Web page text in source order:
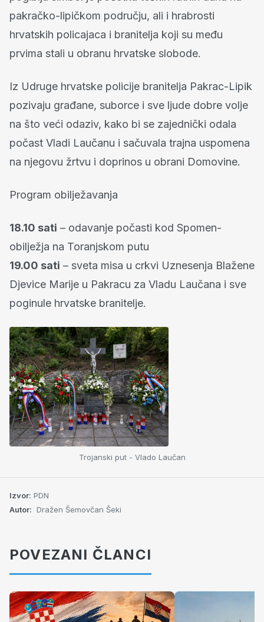
pakračko-lipičkom području, ali i hrabrosti
hrvatskih policajaca i branitelja koji su među
prvima stali u obranu hrvatske slobode.
Iz Udruge hrvatske policije branitelja Pakrac-Lipik
pozivaju građane, suborce i sve ljude dobre volje
na što veći odaziv, kako bi se zajednički odala
počast Vladi Laučanu i sačuvala trajna uspomena
na njegovu žrtvu i doprinos u obrani Domovine.
Program obilježavanja
18.10 sati – odavanje počasti kod Spomen-
obilježja na Toranjskom putu
19.00 sati – sveta misa u crkvi Uznesenja Blažene
Djevice Marije u Pakracu za Vladu Laučana i sve
poginule hrvatske branitelje.
Trojanski put - Vlado Laučan
Izvor: PDN
Autor: Dražen Šemovčan Šeki
POVEZANI ČLANCI